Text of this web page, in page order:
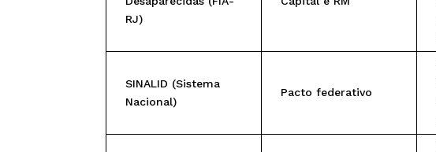
RJ)
SINALID (Sistema
Nacional)
Pacto federativo